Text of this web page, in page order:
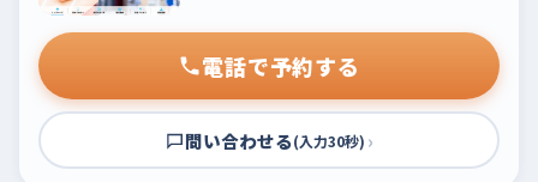
電話で予約する
問い合わせる(入力30秒) ›